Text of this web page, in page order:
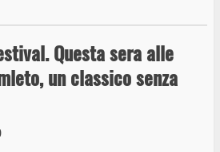
Questa sera alle
un classico senza
2023